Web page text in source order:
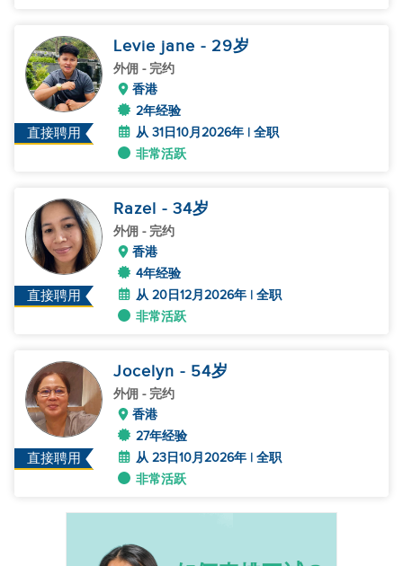
直接聘用
Levie jane - 29岁
外佣 - 完约
香港
2年经验
从 31日10月2026年 | 全职
非常活跃
直接聘用
Razel - 34岁
外佣 - 完约
香港
4年经验
从 20日12月2026年 | 全职
非常活跃
直接聘用
Jocelyn - 54岁
外佣 - 完约
香港
27年经验
从 23日10月2026年 | 全职
非常活跃